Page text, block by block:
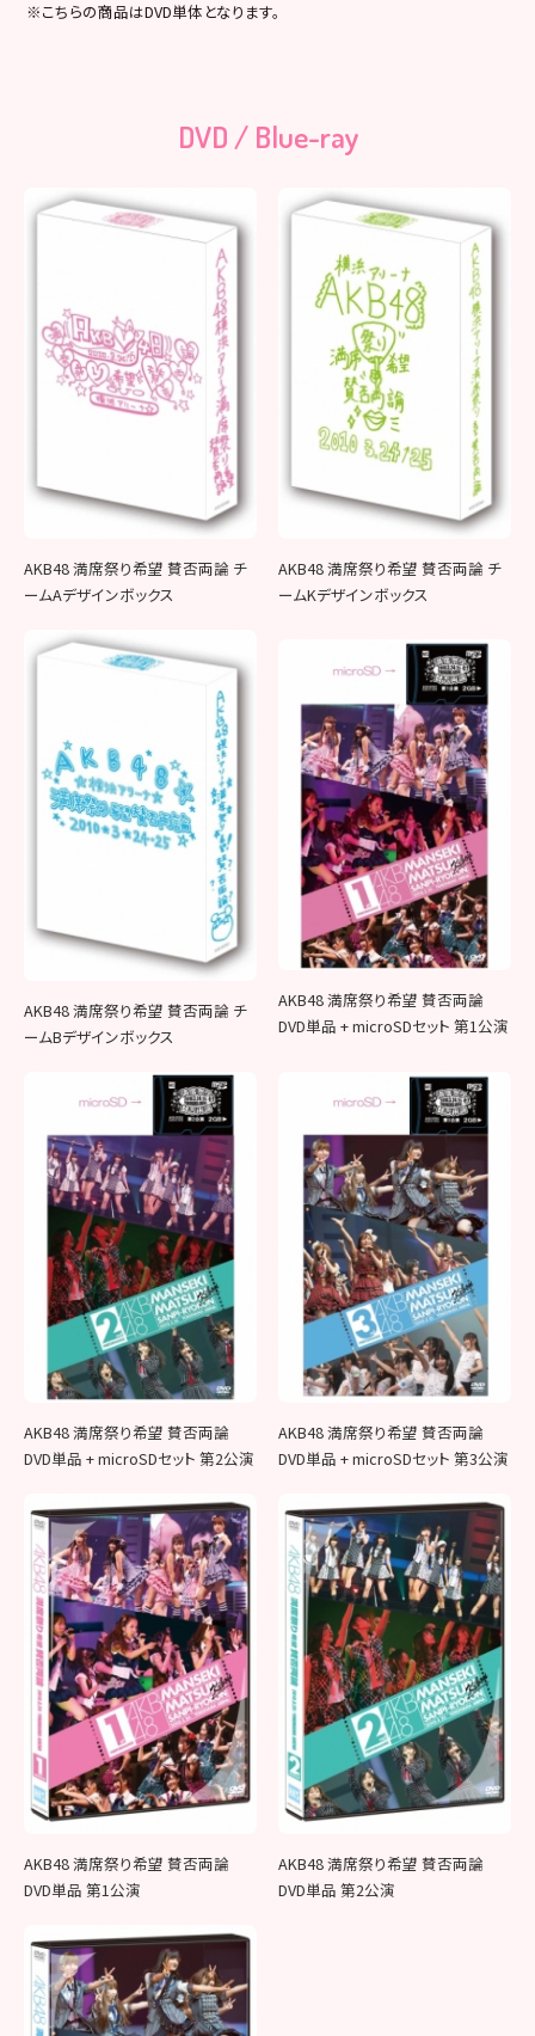
※こちらの商品はDVD単体となります。
DVD / Blue-ray
AKB48 満席祭り希望 賛否両論 チ
ームAデザインボックス
AKB48 満席祭り希望 賛否両論 チ
ームKデザインボックス
AKB48 満席祭り希望 賛否両論 チ
ームBデザインボックス
AKB48 満席祭り希望 賛否両論
DVD単品 + microSDセット 第1公演
AKB48 満席祭り希望 賛否両論
DVD単品 + microSDセット 第2公演
AKB48 満席祭り希望 賛否両論
DVD単品 + microSDセット 第3公演
AKB48 満席祭り希望 賛否両論
DVD単品 第1公演
AKB48 満席祭り希望 賛否両論
DVD単品 第2公演